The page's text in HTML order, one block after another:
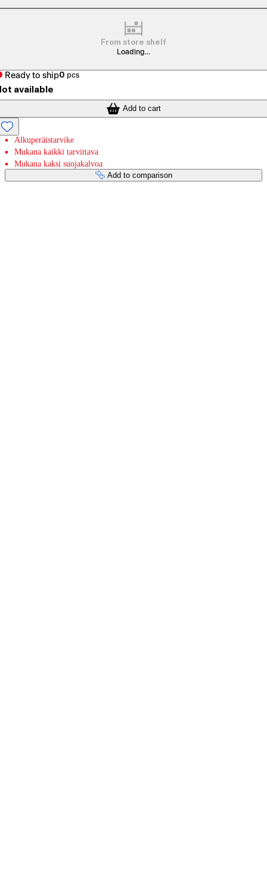
From store shelf
Loading...
Ready to ship0 pcs
available
Add to cart
Alkuperäistarvike
Mukana kaikki tarvittava
Mukana kaksi suojakalvoa
Add to comparison